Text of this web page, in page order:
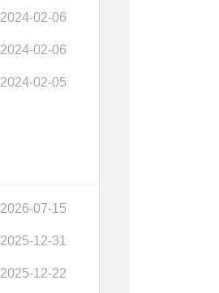
2024-02-06
2024-02-06
2024-02-05
2026-07-15
2025-12-31
2025-12-22